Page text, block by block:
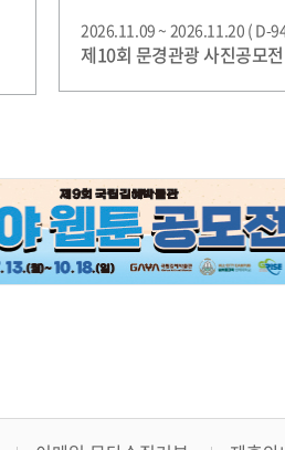
2026.11.09 ~ 2026.11.20 ( D-
제10회 문경관광 사진공모전